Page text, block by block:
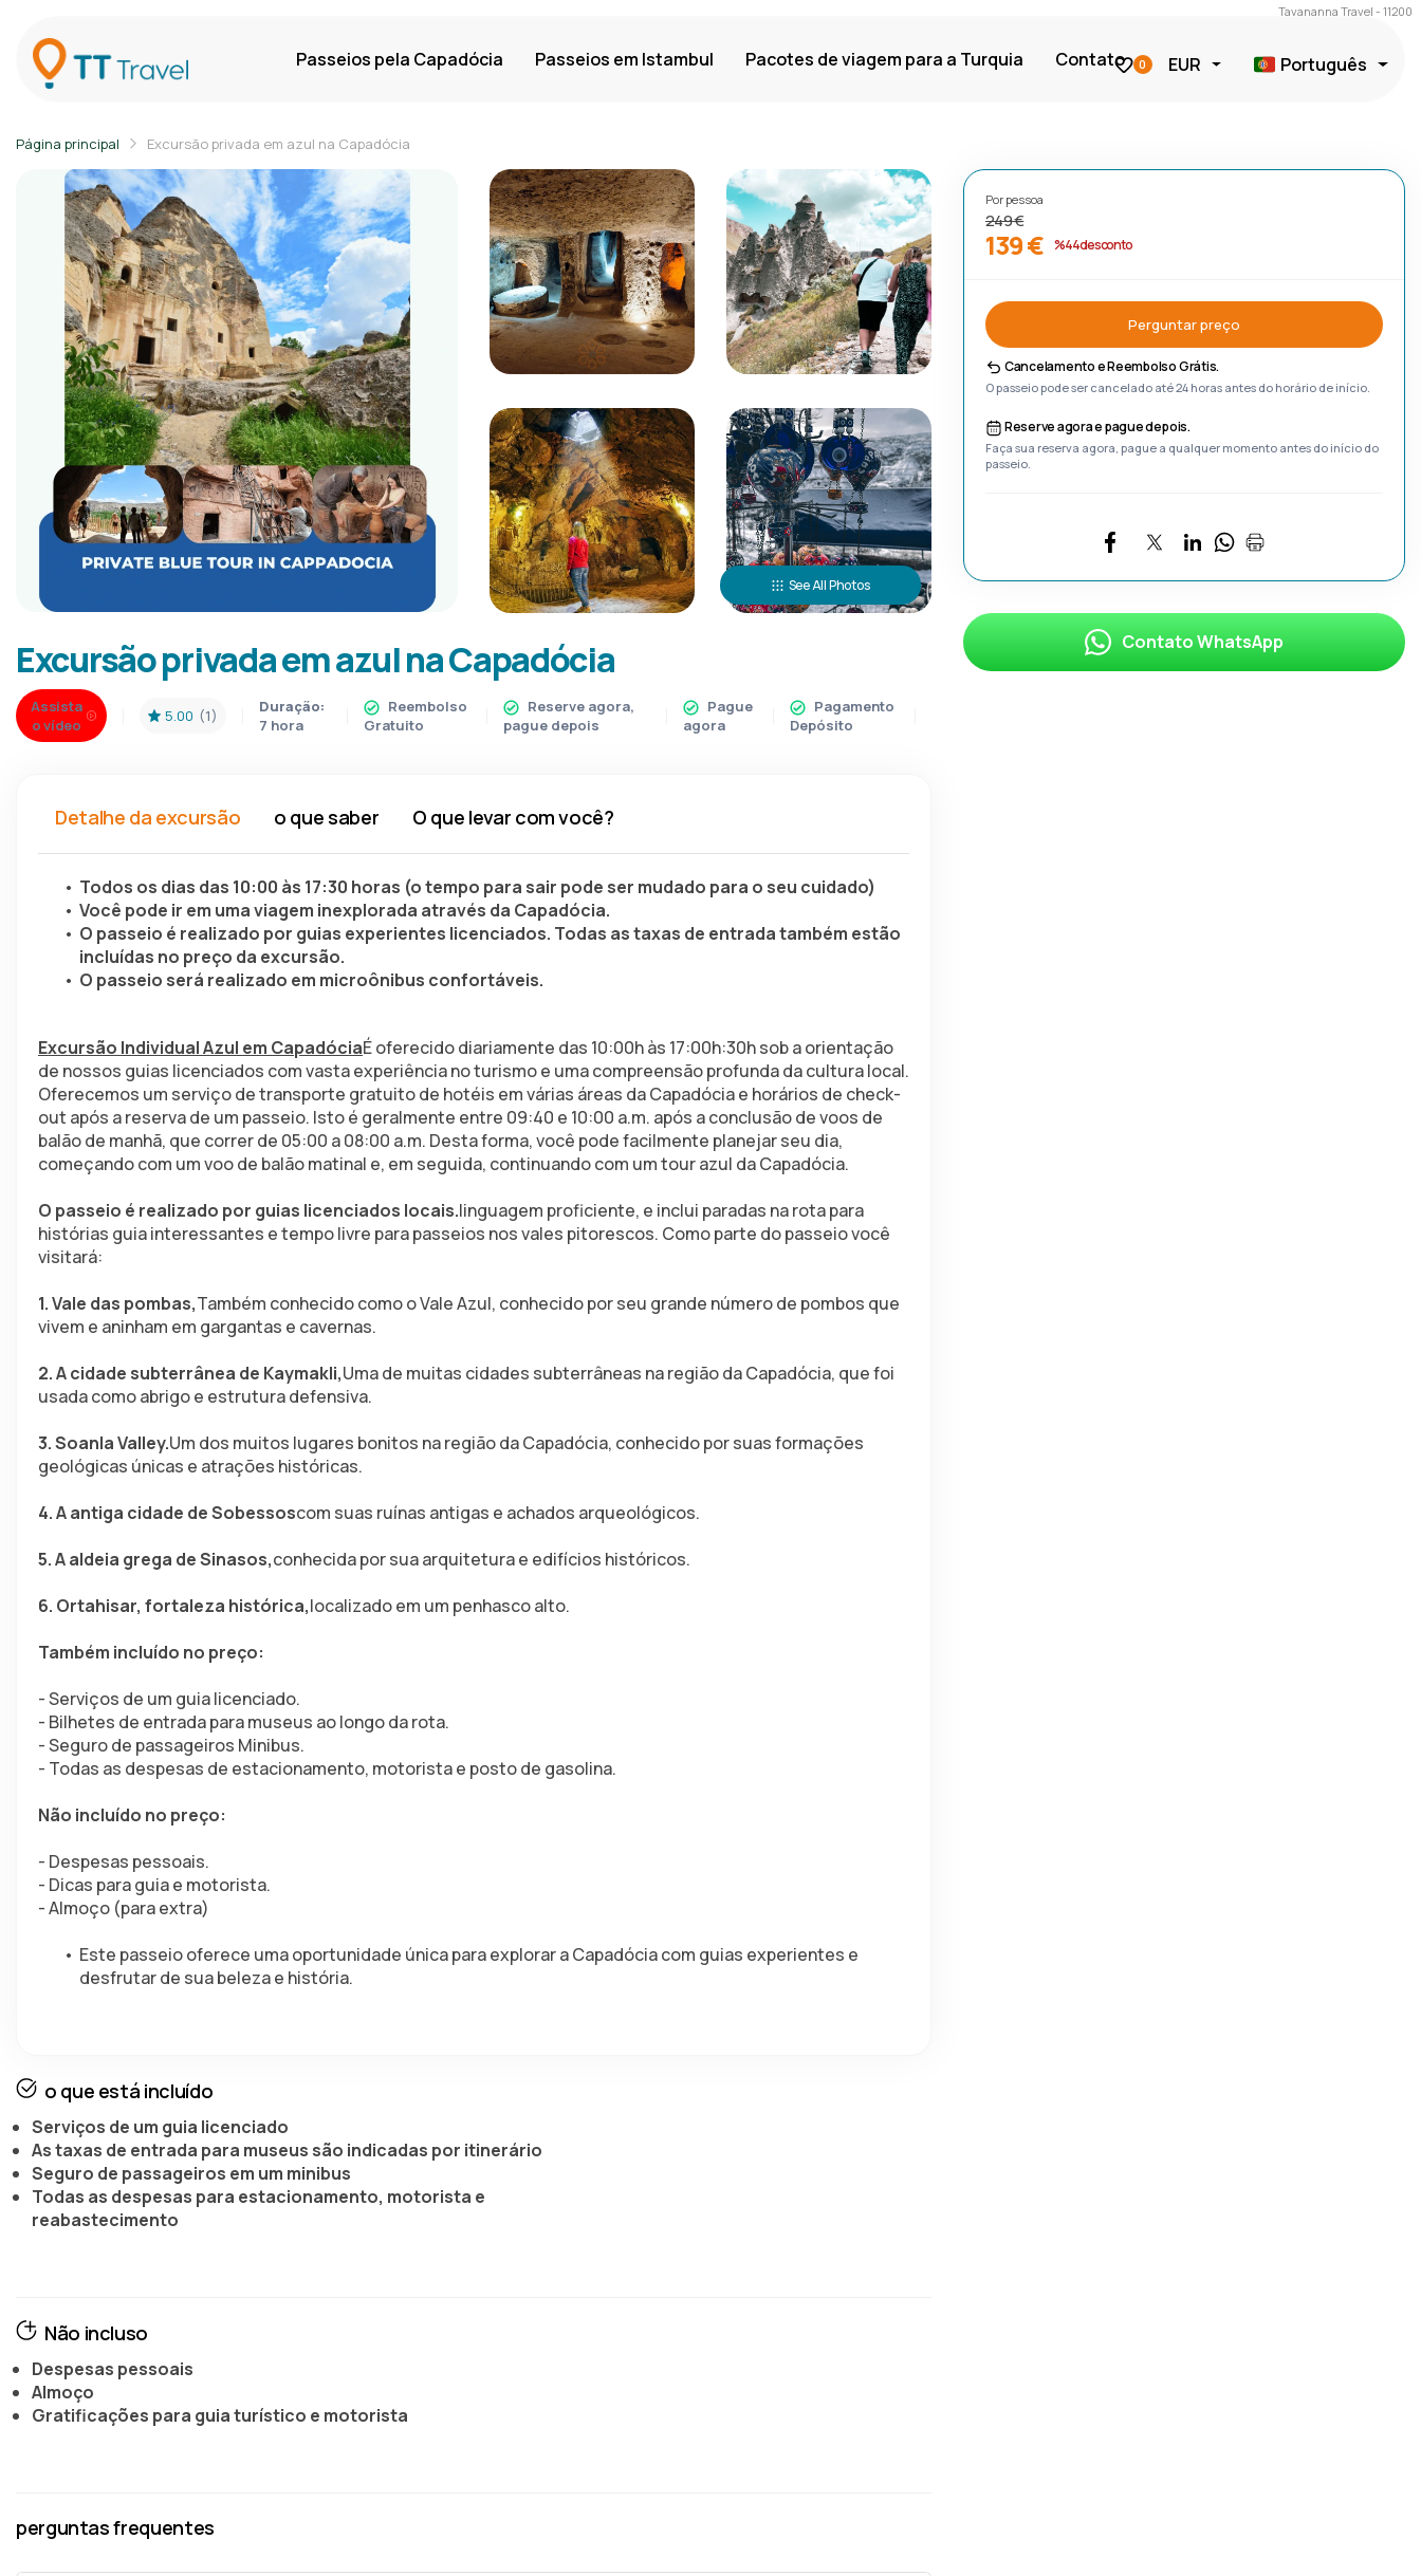
Tavananna Travel - 11200
Passeios pela Capadócia Passeios em Istambul Pacotes de viagem para a Turquia Contato 0 EUR Português
Página principal Excursão privada em azul na Capadócia
See All Photos
Excursão privada em azul na Capadócia
Assista
o vídeo
5.00 (1)
Duração:
7 hora
Reembolso
Gratuito
Reserve agora,
pague depois
Pague
agora
Pagamento
Depósito
Detalhe da excursão o que saber O que levar com você?
Todos os dias das 10:00 às 17:30 horas (o tempo para sair pode ser mudado para o seu cuidado)
Você pode ir em uma viagem inexplorada através da Capadócia.
O passeio é realizado por guias experientes licenciados. Todas as taxas de entrada também estão
incluídas no preço da excursão.
O passeio será realizado em microônibus confortáveis.
Excursão Individual Azul em CapadóciaÉ oferecido diariamente das 10:00h às 17:00h:30h sob a orientação
de nossos guias licenciados com vasta experiência no turismo e uma compreensão profunda da cultura local.
Oferecemos um serviço de transporte gratuito de hotéis em várias áreas da Capadócia e horários de check-
out após a reserva de um passeio. Isto é geralmente entre 09:40 e 10:00 a.m. após a conclusão de voos de
balão de manhã, que correr de 05:00 a 08:00 a.m. Desta forma, você pode facilmente planejar seu dia,
começando com um voo de balão matinal e, em seguida, continuando com um tour azul da Capadócia.
O passeio é realizado por guias licenciados locais.linguagem proficiente, e inclui paradas na rota para
histórias guia interessantes e tempo livre para passeios nos vales pitorescos. Como parte do passeio você
visitará:
1. Vale das pombas,Também conhecido como o Vale Azul, conhecido por seu grande número de pombos que
vivem e aninham em gargantas e cavernas.
2. A cidade subterrânea de Kaymakli,Uma de muitas cidades subterrâneas na região da Capadócia, que foi
usada como abrigo e estrutura defensiva.
3. Soanla Valley.Um dos muitos lugares bonitos na região da Capadócia, conhecido por suas formações
geológicas únicas e atrações históricas.
4. A antiga cidade de Sobessoscom suas ruínas antigas e achados arqueológicos.
5. A aldeia grega de Sinasos,conhecida por sua arquitetura e edifícios históricos.
6. Ortahisar, fortaleza histórica,localizado em um penhasco alto.
Também incluído no preço:
- Serviços de um guia licenciado.
- Bilhetes de entrada para museus ao longo da rota.
- Seguro de passageiros Minibus.
- Todas as despesas de estacionamento, motorista e posto de gasolina.
Não incluído no preço:
- Despesas pessoais.
- Dicas para guia e motorista.
- Almoço (para extra)
Este passeio oferece uma oportunidade única para explorar a Capadócia com guias experientes e
desfrutar de sua beleza e história.
o que está incluído
Serviços de um guia licenciado
As taxas de entrada para museus são indicadas por itinerário
Seguro de passageiros em um minibus
Todas as despesas para estacionamento, motorista e
reabastecimento
Não incluso
Despesas pessoais
Almoço
Gratificações para guia turístico e motorista
perguntas frequentes
Por pessoa
249 €
139 € %44 desconto
Perguntar preço
Cancelamento e Reembolso Grátis.
O passeio pode ser cancelado até 24 horas antes do horário de início.
Reserve agora e pague depois.
Faça sua reserva agora, pague a qualquer momento antes do início do
passeio.
Contato WhatsApp